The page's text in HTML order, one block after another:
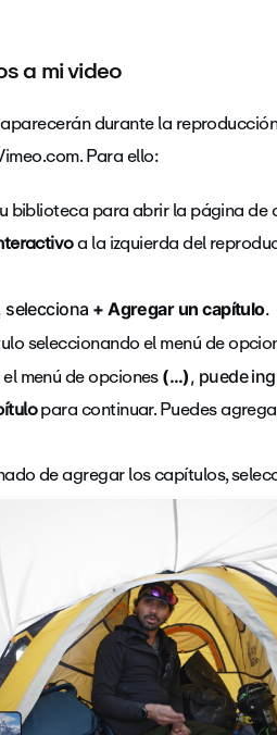
a mi video
durante la
Para ello:
biblioteca para abrir la página
a la izquierda del
selecciona + Agregar un capítulo.
seleccionando el menú de
menú de opciones(…), puede
para continuar. Puedes
de agregar los capítulos,